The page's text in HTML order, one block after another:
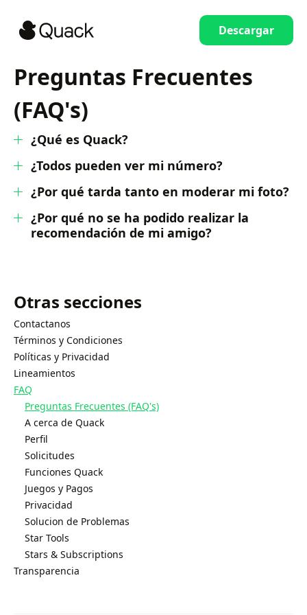
Descargar
Otras secciones
Contactanos
Términos y Condiciones
Políticas y Privacidad
Lineamientos
FAQ
Preguntas Frecuentes (FAQ's)
A cerca de Quack
Perfil
Solicitudes
Funciones Quack
Juegos y Pagos
Privacidad
Solucion de Problemas
Star Tools
Stars & Subscriptions
Transparencia
Preguntas Frecuentes
(FAQ's)
¿Qué es Quack?
¿Todos pueden ver mi número?
¿Por qué tarda tanto en moderar mi foto?
¿Por qué no se ha podido realizar la
recomendación de mi amigo?